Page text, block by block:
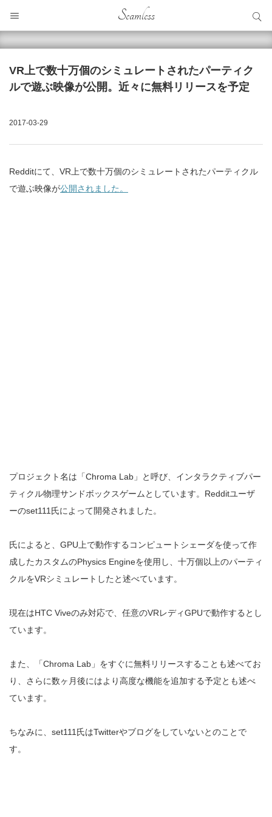
Seamless
VR上で数十万個のシミュレートされたパーティク
ルで遊ぶ映像が公開。近々に無料リリースを予定
2017-03-29
Redditにて、VR上で数十万個のシミュレートされたパーティクル
で遊ぶ映像が公開されました。
プロジェクト名は「Chroma Lab」と呼び、インタラクティブパー
ティクル物理サンドボックスゲームとしています。Redditユーザ
ーのset111氏によって開発されました。
氏によると、GPU上で動作するコンピュートシェーダを使って作
成したカスタムのPhysics Engineを使用し、十万個以上のパーティ
クルをVRシミュレートしたと述べています。
現在はHTC Viveのみ対応で、任意のVRレディGPUで動作するとし
ています。
また、「Chroma Lab」をすぐに無料リリースすることも述べてお
り、さらに数ヶ月後にはより高度な機能を追加する予定とも述べ
ています。
ちなみに、set111氏はTwitterやブログをしていないとのことで
す。
サイト内検索